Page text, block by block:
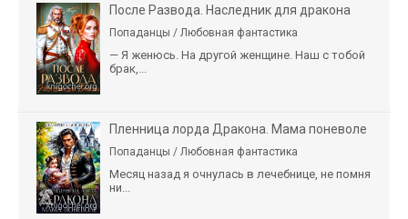
После Развода. Наследник для дракона
Попаданцы / Любовная фантастика
— Я женюсь. На другой женщине. Наш с тобой
брак,...
Пленница лорда Дракона. Мама поневоле
Попаданцы / Любовная фантастика
Месяц назад я очнулась в лечебнице, не помня
ни...